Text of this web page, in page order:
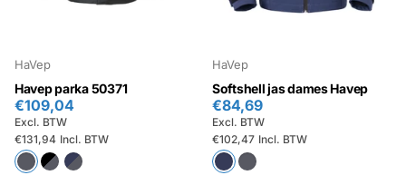
HaVep
Havep parka 50371
€131,94 Incl. BTW
€109,04
Excl. BTW
HaVep
Softshell jas dames Havep
€102,47 Incl. BTW
€84,69
Excl. BTW